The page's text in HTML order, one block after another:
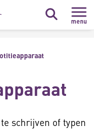
menu
schrijven of typen